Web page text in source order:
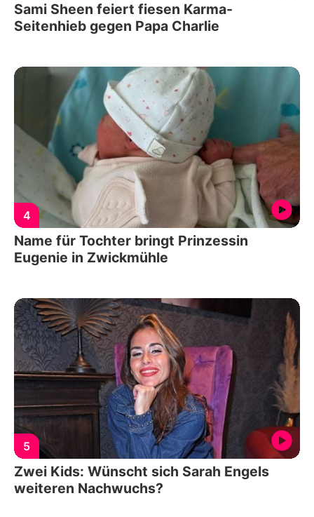
Sami Sheen feiert fiesen Karma-
Seitenhieb gegen Papa Charlie
4
Name für Tochter bringt Prinzessin
Eugenie in Zwickmühle
5
Zwei Kids: Wünscht sich Sarah Engels
weiteren Nachwuchs?